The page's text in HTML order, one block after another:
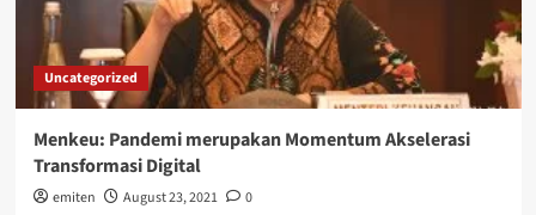
Uncategorized
Menkeu: Pandemi merupakan Momentum Akselerasi
Transformasi Digital
emiten August 23, 2021
0